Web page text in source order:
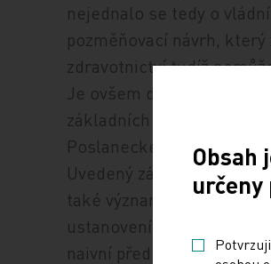
nejednalo se tedy o
pozměňovací návrh,
zdravotnictví tudíž
Je ovšem dohledatelné,
základních parametrů
Poslanecké sněmovně
Uvedený zákon mnohé
také významně
ustanovení, po kterých
naivní představa, že
Obsah